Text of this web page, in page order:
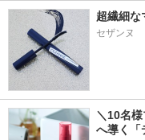
超繊細な
セザンヌ
＼10名
へ導く「